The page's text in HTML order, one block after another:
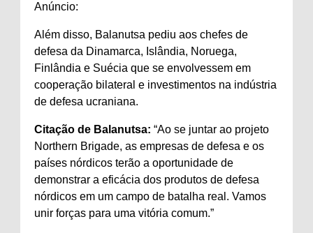
Anúncio:
Além disso, Balanutsa pediu aos chefes de
defesa da Dinamarca, Islândia, Noruega,
Finlândia e Suécia que se envolvessem em
cooperação bilateral e investimentos na indústria
de defesa ucraniana.
Citação de Balanutsa: “Ao se juntar ao projeto
Northern Brigade, as empresas de defesa e os
países nórdicos terão a oportunidade de
demonstrar a eficácia dos produtos de defesa
nórdicos em um campo de batalha real. Vamos
unir forças para uma vitória comum.”